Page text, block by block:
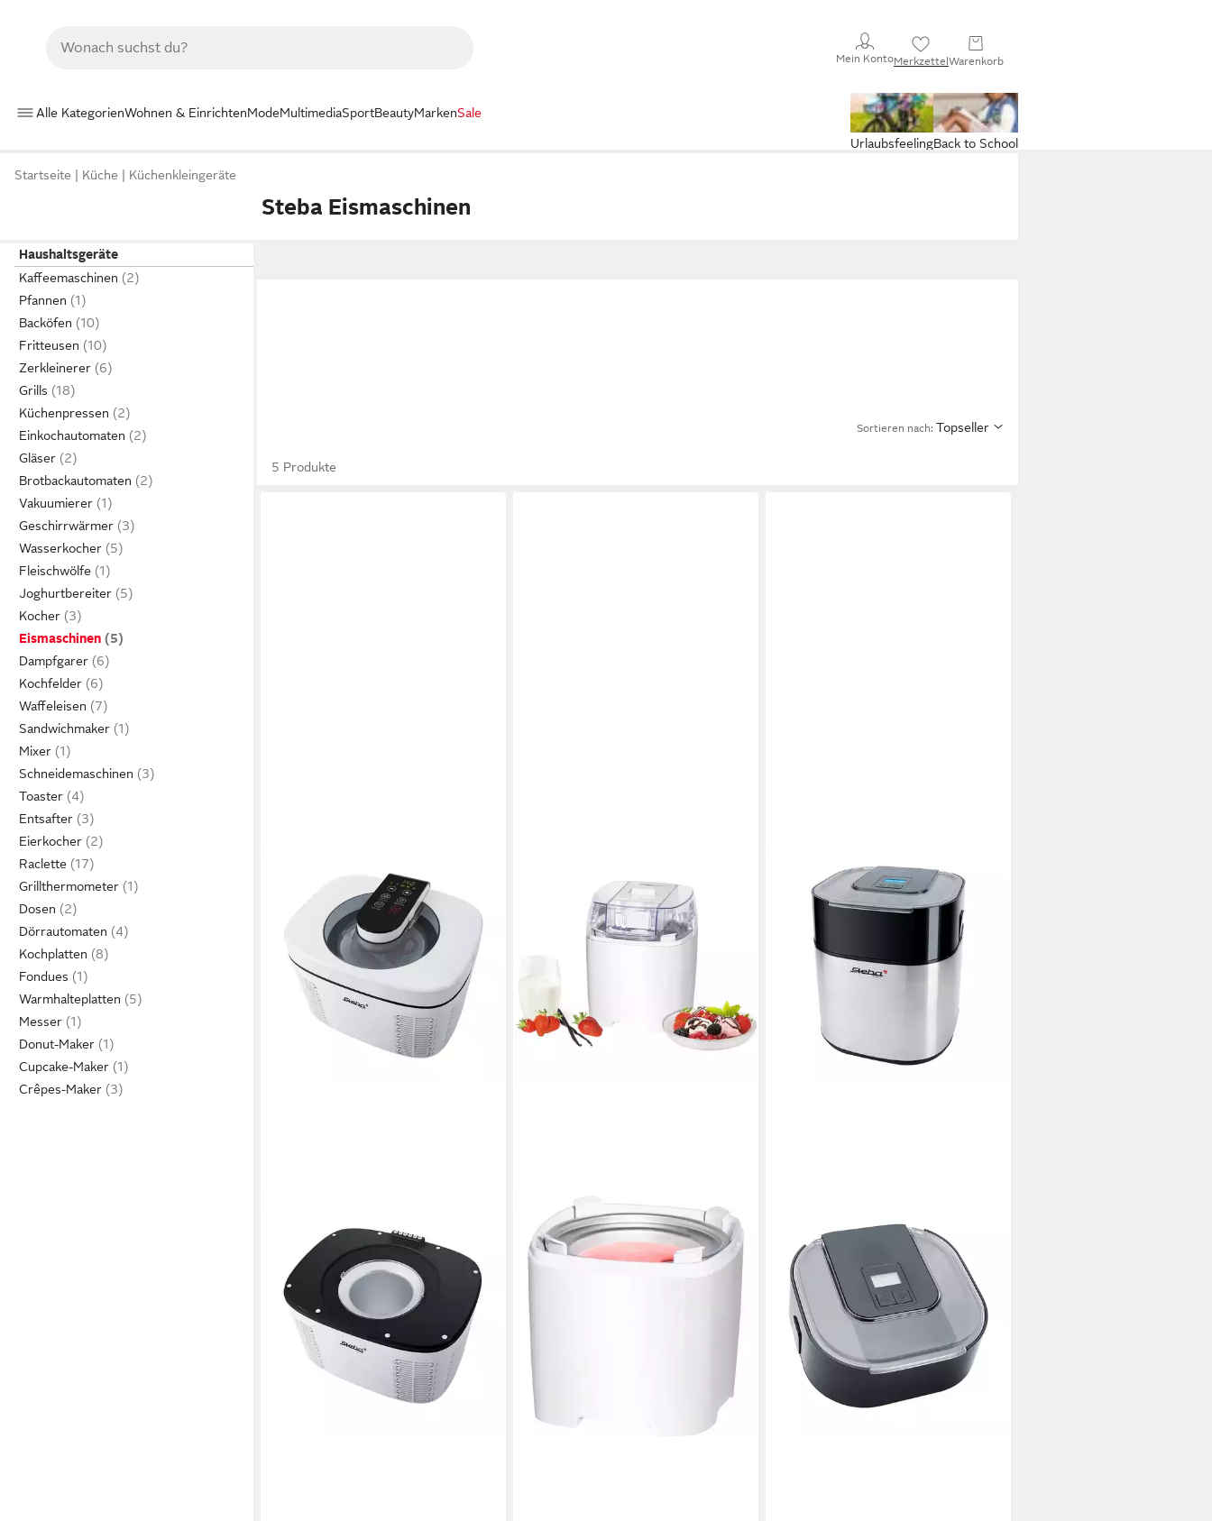
Mein KontoMerkzettelWarenkorb
Alle KategorienWohnen & EinrichtenModeMultimediaSportBeautyMarkenSale
Back to School
Urlaubsfeeling
Startseite Küche Küchenkleingeräte
Steba Eismaschinen
Haushaltsgeräte
Kaffeemaschinen
Pfannen
Backöfen
Fritteusen
Zerkleinerer
Grills
Küchenpressen
Einkochautomaten
Gläser
Brotbackautomaten
Vakuumierer
Geschirrwärmer
Wasserkocher
Fleischwölfe
Joghurtbereiter
Kocher
Eismaschinen
Dampfgarer
Kochfelder
Waffeleisen
Sandwichmaker
Mixer
Schneidemaschinen
Toaster
Entsafter
Eierkocher
Raclette
Grillthermometer
Dosen
Dörrautomaten
Kochplatten
Fondues
Warmhalteplatten
Messer
Donut-Maker
Cupcake-Maker
Crêpes-Maker
Sortieren nach: Topseller
5 Produkte